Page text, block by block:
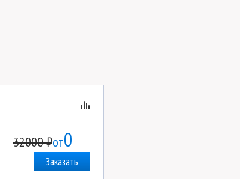
32000 ₽от0
Заказать